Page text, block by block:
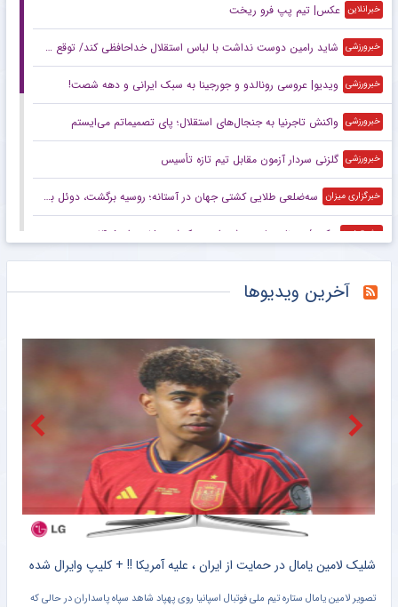
خبرانلاین عکس| تیم پپ فرو ریخت
خبرورزشی شاید رامین دوست نداشت با لباس استقلال خداحافظی کند/ توقع چندانی از این استقلال نداریم/ این پنجره بسته حاصل شوک‌های مدیریتی است
خبرورزشی ویدیو| عروسی رونالدو و جورجینا به سبک ایرانی و دهه شصت!
خبرورزشی واکنش تاجرنیا به جنجال‌های استقلال؛ پای تصمیماتم می‌ایستم
خبرورزشی گلزنی سردار آزمون مقابل تیم تازه تأسیس
خبرگزاری میزان سه‌ضلعی طلایی کشتی جهان در آستانه؛ روسیه برگشت، دوئل بزرگ ایران و آمریکا
مشرق نیوز عکس/ روزنامه‌های ورزشی امروز یک‌شنبه ۱۸ مرداد ۱۴۰۵
واکنش تند فیفا به تلاش‌ها برای برکناری اینفانتینو
تیم ملی زنان در انتظار فیفادی؛ دو بازی تدارکاتی و یک سؤال درباره نیمکت
خبرگزاری مهر پرسپولیس و نخستین چالش حقوقی برای «سرمربی» پیش از آغاز لیگ برتر
دنده عقب به سبک رامین رضاییان؛ پرسپولیس هم جزو گزینه‌هاست!
آخرین ویدیوها
شلیک لامین یامال در حمایت از ایران ، علیه آمریکا !! + کلیپ وایرال شده
تصویر لامین یامال ستاره تیم ملی فوتبال اسپانیا روی پهپاد شاهد سپاه پاسداران در حالی که